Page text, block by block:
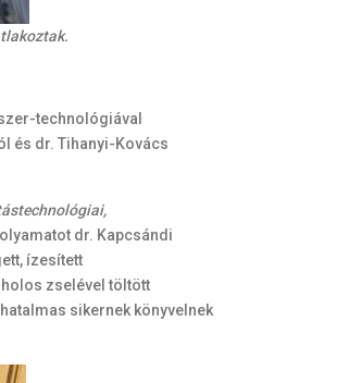
technológiával
és dr. Tihanyi-Kovács
dr. Kapcsándi
ízesített
zselével töltött
sikernek könyvelnek